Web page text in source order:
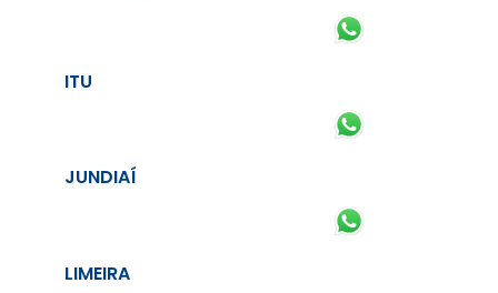
ITU
JUNDIAÍ
LIMEIRA